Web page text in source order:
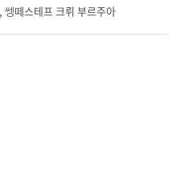
떼스테프 크뤼 부르주아